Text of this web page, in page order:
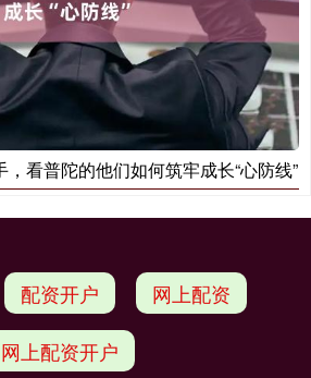
，看普陀的他们如何筑牢成长“心防线”
配资开户 网上配资
网上配资开户